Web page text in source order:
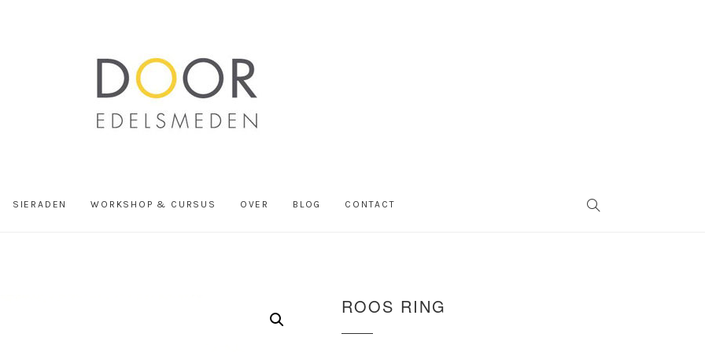
SIERADEN WORKSHOP & CURSUS OVER BLOG CONTACT SEARCH
ROOS RING